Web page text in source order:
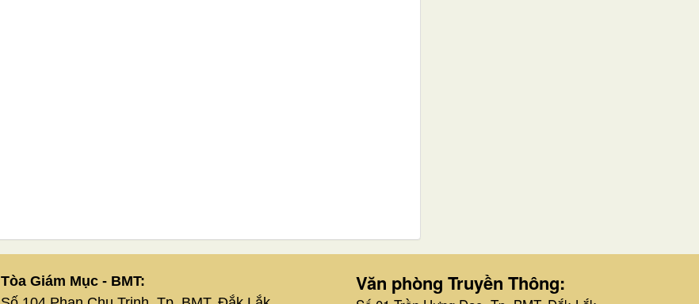
Tòa Giám Mục - BMT:
Văn phòng Truyền Thông: